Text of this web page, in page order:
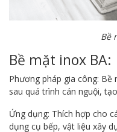
Bề
Bề mặt inox BA:
Phương pháp gia công:
sau quá trình cán nguội,
Ứng dụng: Thích hợp cho
dụng cụ bếp, vật liệu xây